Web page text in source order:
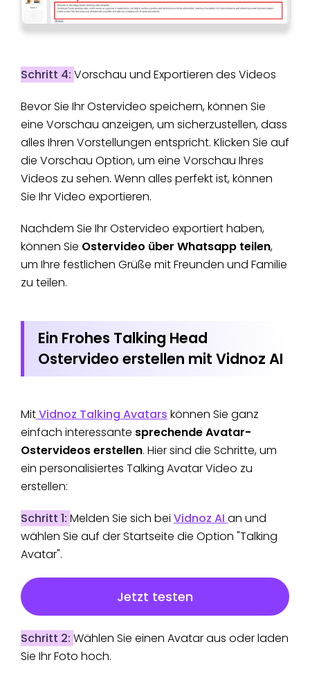
Schritt 4: Vorschau und Exportieren des Videos
Bevor Sie Ihr Ostervideo speichern, können Sie
eine Vorschau anzeigen, um sicherzustellen, dass
alles Ihren Vorstellungen entspricht. Klicken Sie auf
die Vorschau Option, um eine Vorschau Ihres
Videos zu sehen. Wenn alles perfekt ist, können
Sie Ihr Video exportieren.
Nachdem Sie Ihr Ostervideo exportiert haben,
können Sie Ostervideo über Whatsapp teilen,
um Ihre festlichen Grüße mit Freunden und Familie
zu teilen.
Ein Frohes Talking Head
Ostervideo erstellen mit Vidnoz AI
MitVidnoz Talking Avatars können Sie ganz
einfach interessante sprechende Avatar-
Ostervideos erstellen. Hier sind die Schritte, um
ein personalisiertes Talking Avatar Video zu
erstellen:
Schritt 1: Melden Sie sich bei Vidnoz AI an und
wählen Sie auf der Startseite die Option "Talking
Avatar".
Jetzt testen
Schritt 2: Wählen Sie einen Avatar aus oder laden
Sie Ihr Foto hoch.